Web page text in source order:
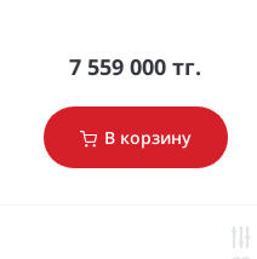
7 559 000 тг.
В корзину